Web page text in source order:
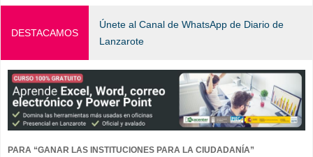
DESTACAMOS
Únete al Canal de WhatsApp de Diario de
Lanzarote
PARA “GANAR LAS INSTITUCIONES PARA LA CIUDADANÍA”